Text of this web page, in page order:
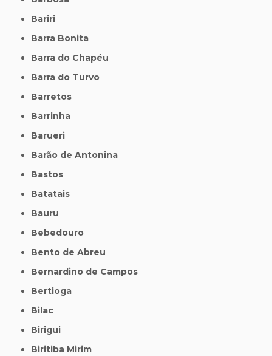
Bariri
Barra Bonita
Barra do Chapéu
Barra do Turvo
Barretos
Barrinha
Barueri
Barão de Antonina
Bastos
Batatais
Bauru
Bebedouro
Bento de Abreu
Bernardino de Campos
Bertioga
Bilac
Birigui
Biritiba Mirim